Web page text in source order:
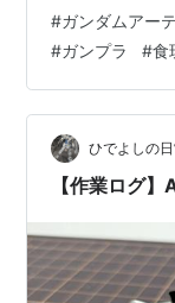
した塗装始めた
シャア
(@KrpJay)
ホでひと通り塗
ブラシしますち
#ガンダムアー
#ガンプラ #食
ひでよしの
【作業ログ